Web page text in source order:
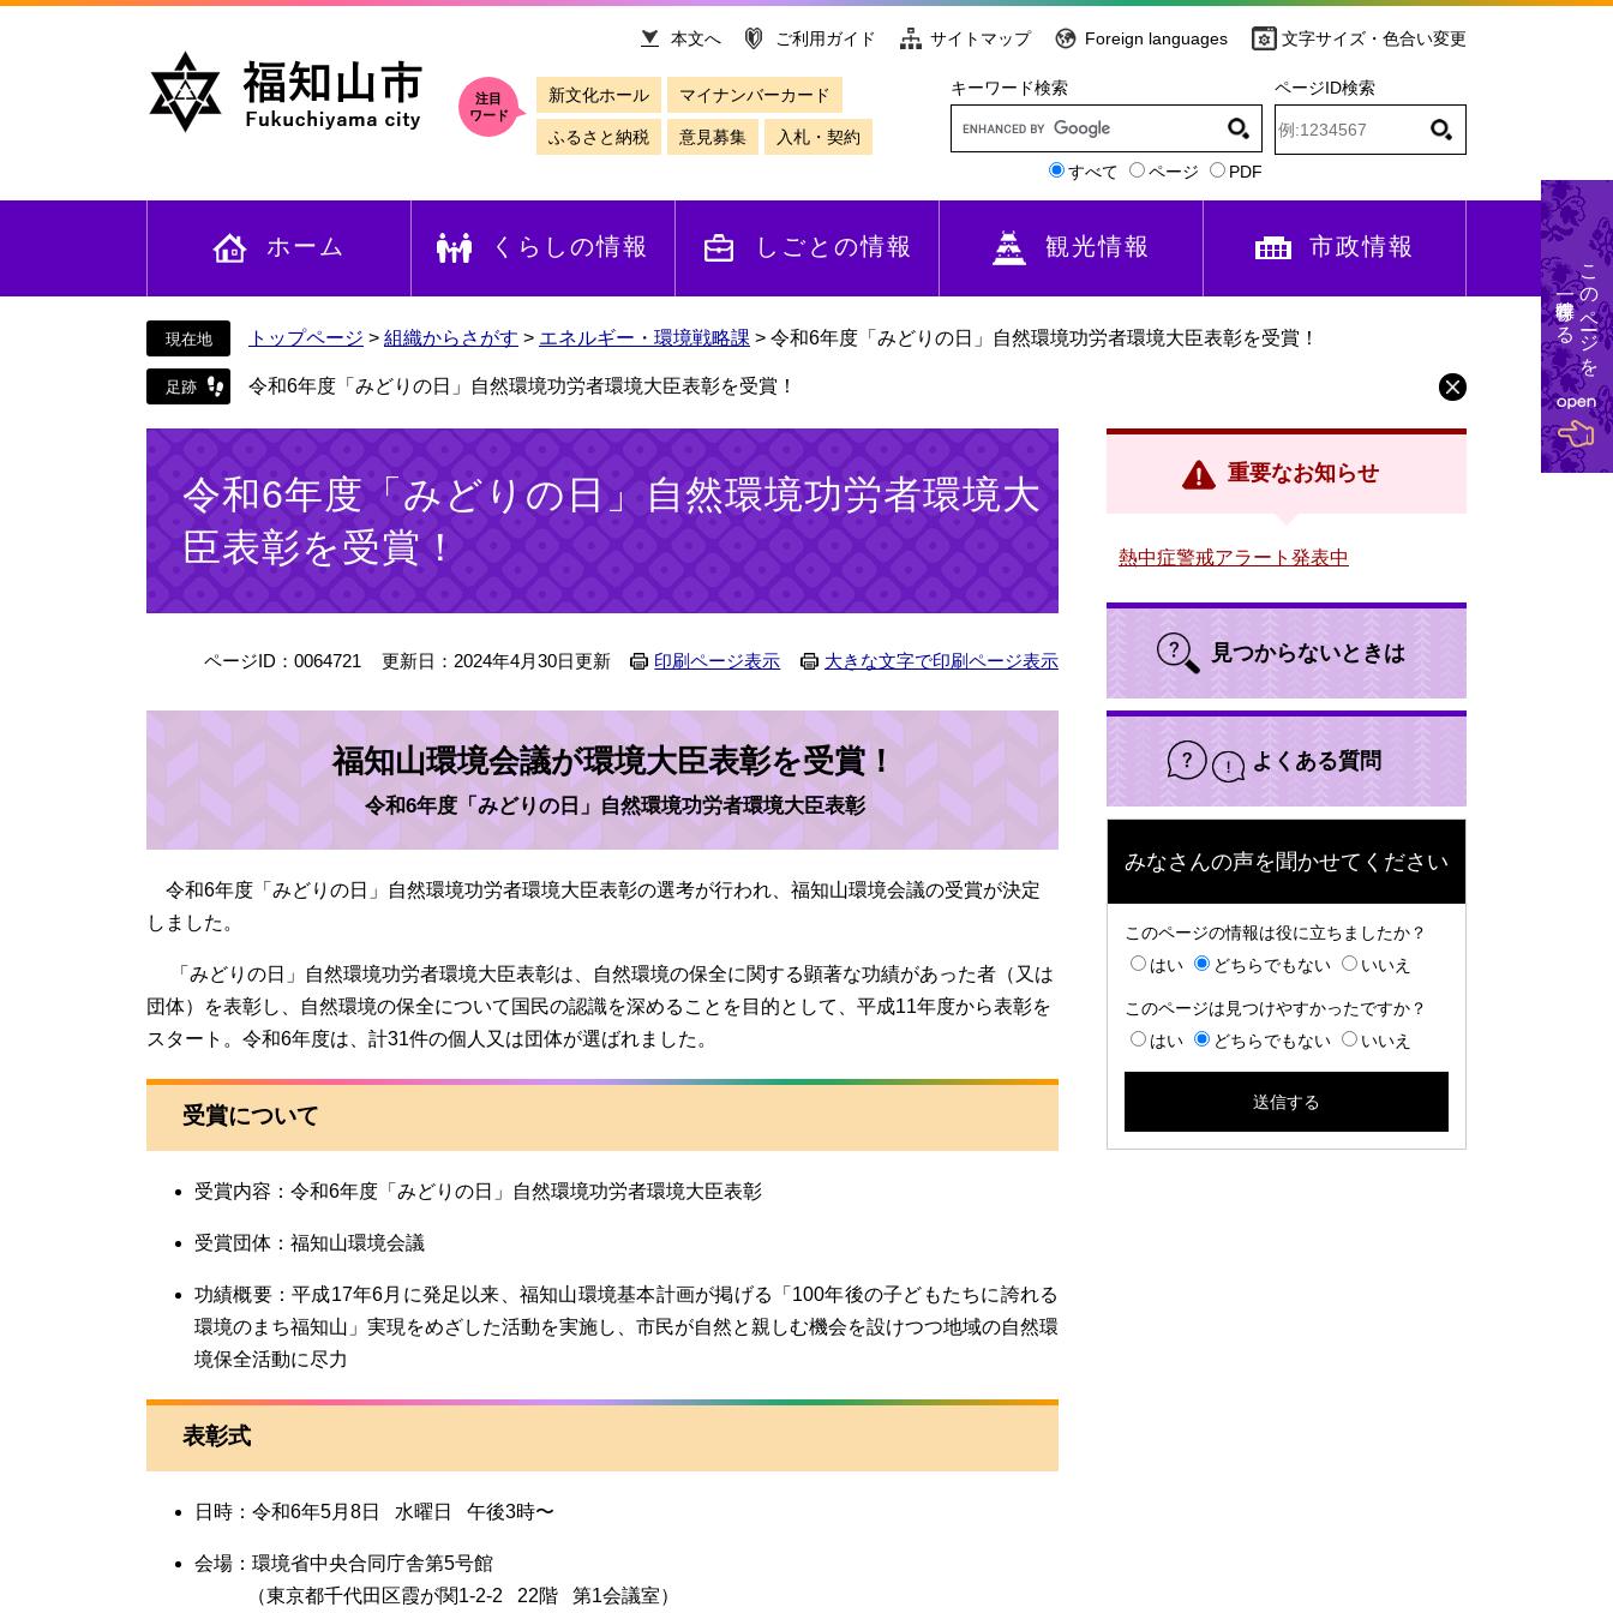
文
本文へ ご利用ガイド サイトマップ Foreign languages 文字サイズ・色合い変更
注目
ワード
新文化ホール マイナンバーカード
ふるさと納税 意見募集 入札・契約
キーワード検索
すべて ページ PDF
ページID検索
ホーム くらしの情報 しごとの情報 観光情報 市政情報
トップページ > 組織からさがす > エネルギー・環境戦略課 > 令和6年度「みどりの日」自然環境功労者環境大臣表彰を受賞！
令和6年度「みどりの日」自然環境功労者環境大臣表彰を受賞！
令和6年度「みどりの日」自然環境功労者環境大
臣表彰を受賞！
ページID：0064721 更新日：2024年4月30日更新 印刷ページ表示 大きな文字で印刷ページ表示
福知山環境会議が環境大臣表彰を受賞！
令和6年度「みどりの日」自然環境功労者環境大臣表彰
令和6年度「みどりの日」自然環境功労者環境大臣表彰の選考が行われ、福知山環境会議の受賞が決定
しました。
「みどりの日」自然環境功労者環境大臣表彰は、自然環境の保全に関する顕著な功績があった者（又は
団体）を表彰し、自然環境の保全について国民の認識を深めることを目的として、平成11年度から表彰を
スタート。令和6年度は、計31件の個人又は団体が選ばれました。
受賞について
受賞内容：令和6年度「みどりの日」自然環境功労者環境大臣表彰
受賞団体：福知山環境会議
功績概要：平成17年6月に発足以来、福知山環境基本計画が掲げる「100年後の子どもたちに誇れる
環境のまち福知山」実現をめざした活動を実施し、市民が自然と親しむ機会を設けつつ地域の自然環
境保全活動に尽力
表彰式
日時：令和6年5月8日 水曜日 午後3時〜
会場：環境省中央合同庁舎第5号館
（東京都千代田区霞が関1-2-2 22階 第1会議室）
重要なお知らせ
熱中症警戒アラート発表中
見つからないときは
よくある質問
みなさんの声を聞かせてください
このページの情報は役に立ちましたか？
はい
どちらでもない いいえ
このページは見つけやすかったですか？
はい
どちらでもない いいえ
このページを
一時保存する